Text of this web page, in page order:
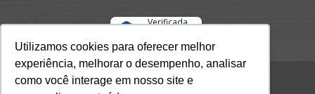
Utilizamos cookies para oferecer melhor
experiência, melhorar o desempenho, analisar
como você interage em nosso site e
Utilizamos cookies para oferecer melhor
experiência, melhorar o desempenho, analisar
como você interage em nosso site e
Verificada